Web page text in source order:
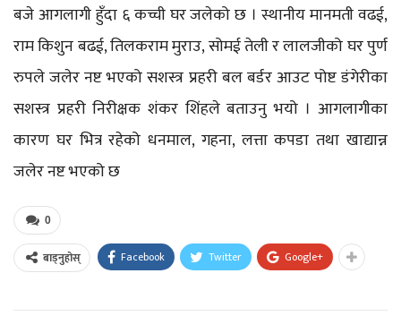
बजे आगलागी हुँदा ६ कच्ची घर जलेको छ । स्थानीय मानमती वढई,
राम किशुन बढई, तिलकराम मुराउ, सोमई तेली र लालजीको घर पुर्ण
रुपले जलेर नष्ट भएको सशस्त्र प्रहरी बल बर्डर आउट पोष्ट डंगेरीका
सशस्त्र प्रहरी निरीक्षक शंकर शिंहले बताउनु भयो । आगलागीका
कारण घर भित्र रहेको धनमाल, गहना, लत्ता कपडा तथा खाद्यान्न
जलेर नष्ट भएको छ
0
बाड्नुहोस् Facebook Twitter Google+